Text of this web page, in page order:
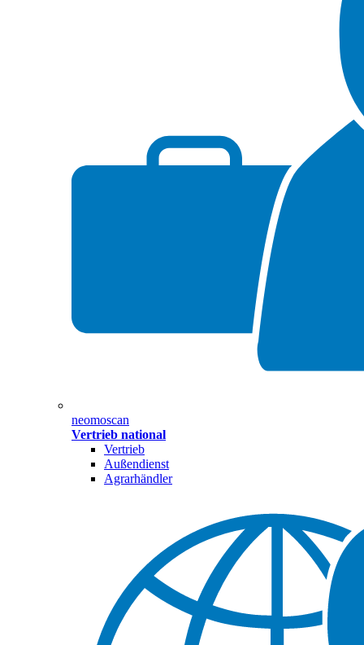
neomoscan
Vertrieb national
Vertrieb
Außendienst
Agrarhändler